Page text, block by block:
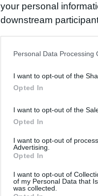
your personal
downstream
us to third parties on
Personal Data Processing
I want to opt-out of the
Opted In
I want to opt-out of the
Opted In
I want to opt-out of
Advertising.
Opted In
I want to opt-out of
of my Personal Data that
was collected.